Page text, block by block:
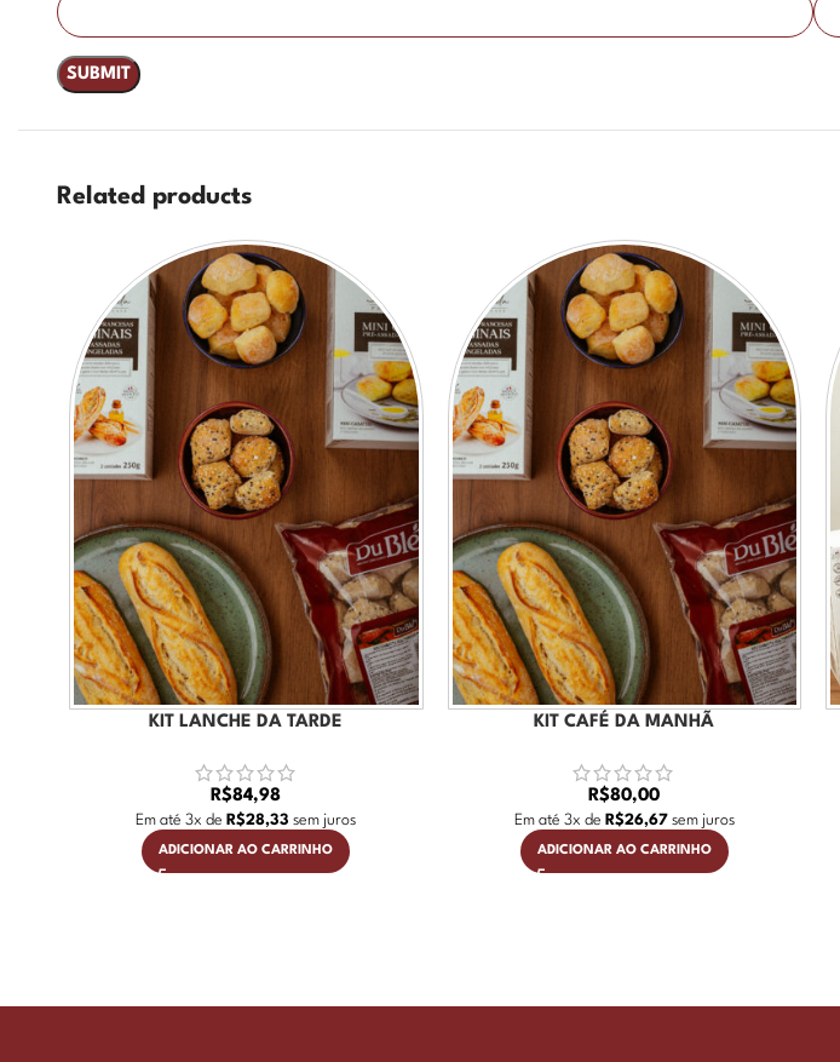
Related products
KIT LANCHE DA TARDE
R$84,98
Em até3x de R$28,33 sem juros
ADICIONAR AO CARRINHO
KIT CAFÉ DA MANHÃ
R$80,00
Em até 3x de R$26,67sem juros
ADICIONAR AO CARRINHO